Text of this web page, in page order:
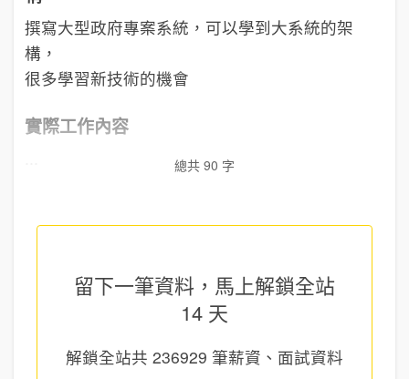
撰寫大型政府專案系統，可以學到大系統的架
構，
很多學習新技術的機會
實際工作內容
總共 90 字
留下一筆資料，馬上解鎖全站
14 天
解鎖全站共 236929 筆薪資、面試資料